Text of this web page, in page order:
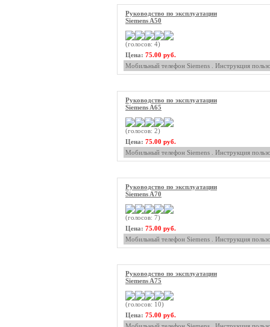
Руководство по эксплуатации
Siemens A50
(голосов: 4)
Цена: 75.00 руб.
Мобильный телефон Siemens . Инструкция
Руководство по эксплуатации
Siemens A65
(голосов: 2)
Цена: 75.00 руб.
Мобильный телефон Siemens . Инструкция
Руководство по эксплуатации
Siemens A70
(голосов: 7)
Цена: 75.00 руб.
Мобильный телефон Siemens . Инструкция
Руководство по эксплуатации
Siemens A75
(голосов: 10)
Цена: 75.00 руб.